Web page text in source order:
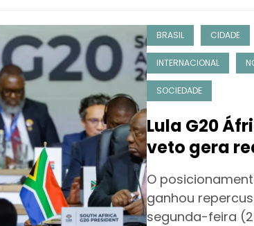
BRASIL CIDADE
INTERNACIONAL
SOCIEDADE
Lula G20
veto gera
dos EUA
O
ganhou
segunda-feira